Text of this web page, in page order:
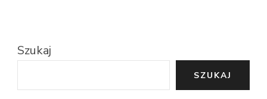
Szukaj
SZUKAJ